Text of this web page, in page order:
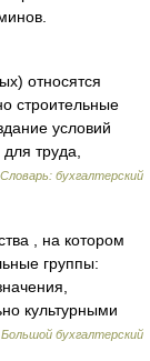
относятся
строительные
условий
труда,
Словарь: бухгалтерский
, на котором
группы:
культурными
Большой бухгалтерский